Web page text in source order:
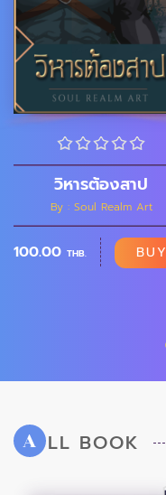
วิหารต้องสาป
By : Soul Realm Art
100.00 THB. BUY
A LL BOOK